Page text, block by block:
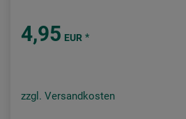
4,95 EUR *
zzgl. Versandkosten